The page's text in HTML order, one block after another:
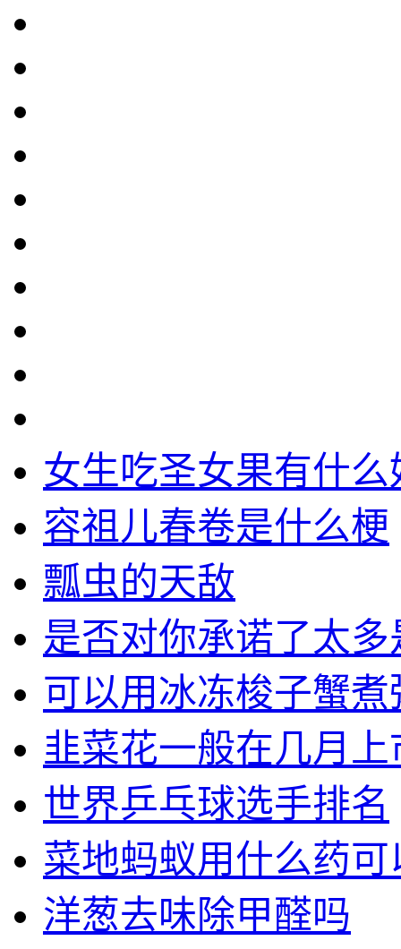
女生吃圣女果有什么
容祖儿春卷是什么梗
瓢虫的天敌
是否对你承诺了太
可以用冰冻梭子蟹煮
韭菜花一般在几月上
世界乒乓球选手排名
菜地蚂蚁用什么药可
洋葱去味除甲醛吗